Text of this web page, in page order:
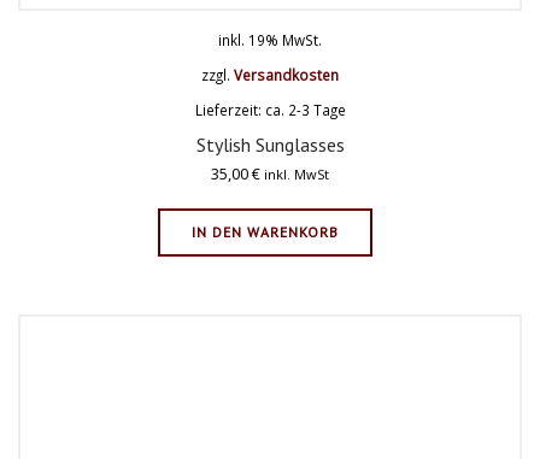
inkl. 19% MwSt.
zzgl. Versandkosten
Lieferzeit: ca. 2-3 Tage
Stylish Sunglasses
35,00€ inkl. MwSt
IN DEN WARENKORB